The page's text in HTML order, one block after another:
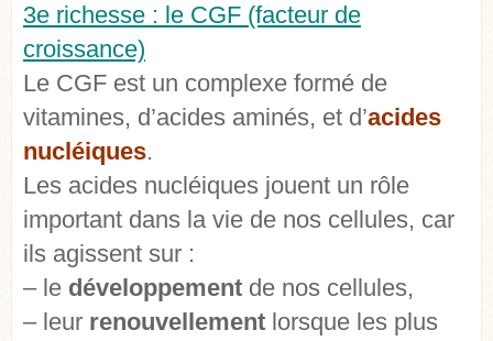
3e richesse : le CGF (facteur de
croissance)
Le CGF est un complexe formé de
vitamines, d’acides aminés, et d’acides
nucléiques.
Les acides nucléiques jouent un rôle
important dans la vie de nos cellules, car
ils agissent sur :
– le développement de nos cellules,
– leur renouvellement lorsque les plus